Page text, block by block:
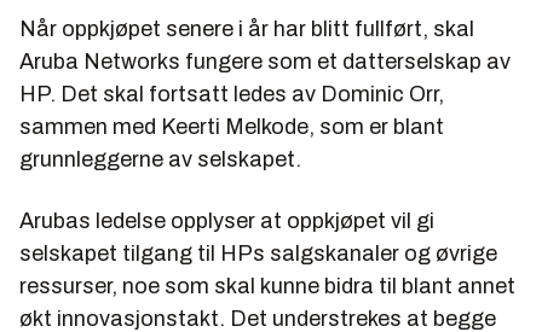
Når oppkjøpet senere i år har blitt fullført, skal
Aruba Networks fungere som et datterselskap av
HP. Det skal fortsatt ledes av Dominic Orr,
sammen med Keerti Melkode, som er blant
grunnleggerne av selskapet.
Arubas ledelse opplyser at oppkjøpet vil gi
selskapet tilgang til HPs salgskanaler og øvrige
ressurser, noe som skal kunne bidra til blant annet
økt innovasjonstakt. Det understrekes at begge